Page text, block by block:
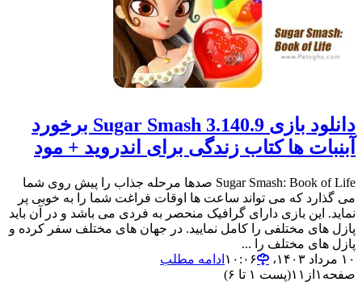
دانلود بازی Sugar Smash 3.140.9 برخورد
آبنبات ها کتاب زندگی برای اندروید + مود
Sugar Smash: Book of Life صدها مرحله جذاب را پیش روی شما
می گذارد که می تواند ساعت ها اوقات فراغت شما را به خوبی پر
نماید. این بازی دارای گرافیک منحصر به فردی می باشد و در آن باید
پازل های مختلفی را کامل نمایید. در جهان های مختلف سفر کرده و
پازل های مختلف را ...
۱۰ مرداد ۱۴۰۳،‏ ۱۰:۰۶
ادامه مطلب
صفحه ۱ از ۱۱(پست ۱ تا ۶)